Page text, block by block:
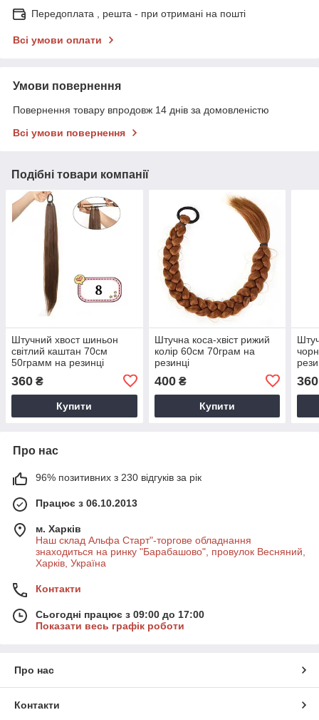
Передоплата , решта - при отримані на пошті
Всі умови оплати
Умови повернення
Повернення товару впродовж 14 днів за домовленістю
Всі умови повернення
Подібні товари компанії
Штучний хвост шиньон
світлий каштан 70см
50грамм на резинці
360 ₴
Купити
Штучна коса-хвіст рижий
колір 60см 70грам на
резинці
400₴
Купити
360
Про нас
96% позитивних з 230 відгуків за рік
Працює з 06.10.2013
м. Харків
Наш склад Альфа Старт"-торгове обладнання
знаходиться на ринку "Барабашово", провулок Весняний,
Харків, Україна
Контакти
Сьогодні працює з 09:00 до 17:00
Показати весь графік роботи
Про нас
Контакти